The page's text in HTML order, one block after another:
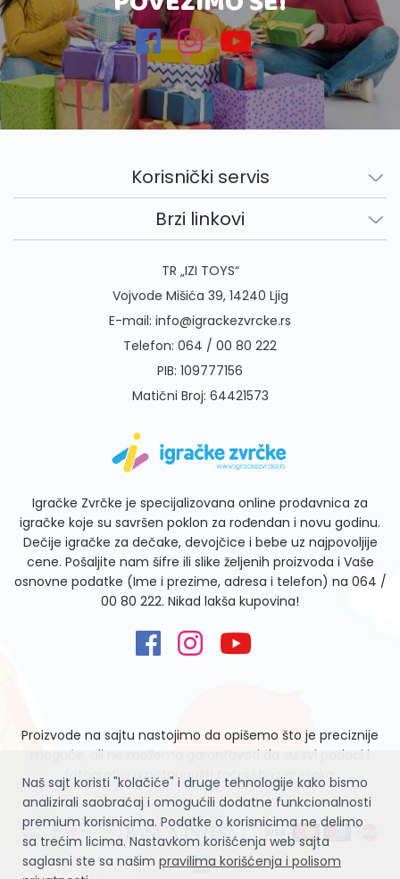
Naš sajt koristi "kolačiće" i druge tehnologije kako bismo
analizirali saobraćaj i omogućili dodatne funkcionalnosti
premium korisnicima. Podatke o korisnicima ne delimo
sa trećim licima. Nastavkom korišćenja web sajta
saglasni ste sa našim pravilima korišćenja i polisom
Korisnički servis
Brzi linkovi
TR „IZI TOYS“
Vojvode Mišića 39, 14240 Ljig
E-mail: info@igrackezvrcke.rs
Telefon: 064 / 00 80 222
PIB: 109777156
Matični Broj: 64421573
Igračke Zvrčke je specijalizovana online prodavnica za
igračke koje su savršen poklon za rođendan i novu godinu.
Dečije igračke za dečake, devojčice i bebe uz najpovoljije
cene. Pošaljite nam šifre ili slike željenih proizvoda i Vaše
osnovne podatke (Ime i prezime, adresa i telefon) na 064 /
00 80 222. Nikad lakša kupovina!
Proizvode na sajtu nastojimo da opišemo što je preciznije
moguće, ali ne možemo garantovati da su svi podaci i
fotografije u potpunosti tačni i bez grešaka.